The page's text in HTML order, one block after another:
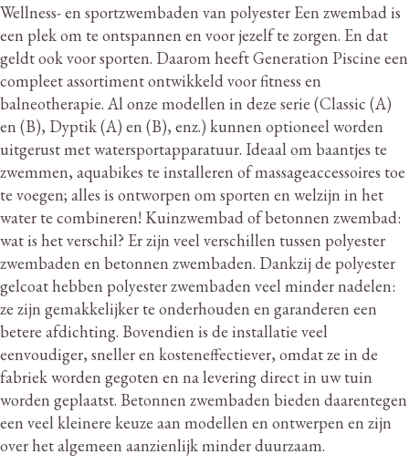
Wellness- en sportzwembaden van polyester Een zwembad is
een plek om te ontspannen en voor jezelf te zorgen. En dat
geldt ook voor sporten. Daarom heeft Generation Piscine een
compleet assortiment ontwikkeld voor fitness en
balneotherapie. Al onze modellen in deze serie (Classic (A)
en (B), Dyptik (A) en (B), enz.) kunnen optioneel worden
uitgerust met watersportapparatuur. Ideaal om baantjes te
zwemmen, aquabikes te installeren of massageaccessoires toe
te voegen; alles is ontworpen om sporten en welzijn in het
water te combineren! Kuinzwembad of betonnen zwembad:
wat is het verschil? Er zijn veel verschillen tussen polyester
zwembaden en betonnen zwembaden. Dankzij de polyester
gelcoat hebben polyester zwembaden veel minder nadelen:
ze zijn gemakkelijker te onderhouden en garanderen een
betere afdichting. Bovendien is de installatie veel
eenvoudiger, sneller en kosteneffectiever, omdat ze in de
fabriek worden gegoten en na levering direct in uw tuin
worden geplaatst. Betonnen zwembaden bieden daarentegen
een veel kleinere keuze aan modellen en ontwerpen en zijn
over het algemeen aanzienlijk minder duurzaam.